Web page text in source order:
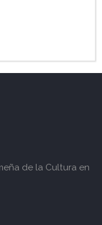
de la Cultura en